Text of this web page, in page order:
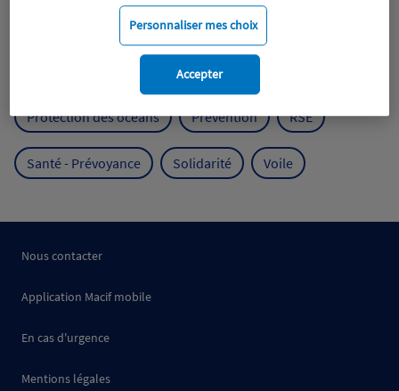
Mutualisme
Protection de l'environnement
Protection des océans Prévention RSE
Santé - Prévoyance Solidarité Voile
Nous contacter
Application Macif mobile
En cas d'urgence
Mentions légales
Personnaliser mes choix
Accepter